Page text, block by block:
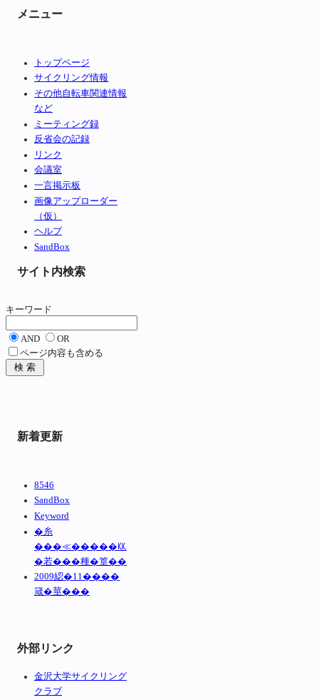
メニュー
トップページ
サイクリング情報
その他自転車関連情報
など
ミーティング録
反省会の記録
リンク
会議室
一言掲示板
画像アップローダー
（仮）
ヘルプ
SandBox
サイト内検索
キーワード
AND
OR
ページ内容も含める
新着更新
8546
SandBox
Keyword
�糸
���≪�����㏍
�若���種�篁��
2009綛�11����
箴�莖���
外部リンク
金沢大学サイクリング
クラブ